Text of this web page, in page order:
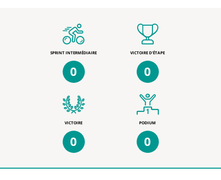
SPRINT INTERMÉDIAIRE
0
VICTOIRE D'ÉTAPE
0
VICTOIRE
0
PODIUM
0